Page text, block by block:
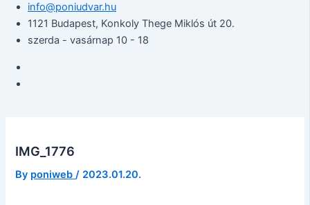
info@poniudvar.hu
1121 Budapest, Konkoly Thege Miklós út 20.
szerda - vasárnap 10 - 18
IMG_1776
By poniweb/ 2023.01.20.